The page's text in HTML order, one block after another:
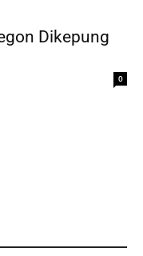
Dikepung
0